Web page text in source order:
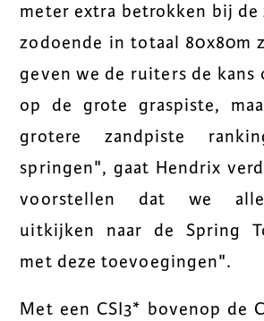
meter extra betrokken bij de
zodoende in totaal 80x80m
geven we de ruiters de kans
op de grote graspiste,
grotere zandpiste
springen", gaat Hendrix
voorstellen dat we
uitkijken naar de Spring
met deze toevoegingen".
Met een CSI3* bovenop de